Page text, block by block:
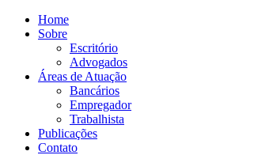
Home
Sobre
Escritório
Advogados
Áreas de Atuação
Bancários
Empregador
Trabalhista
Publicações
Contato